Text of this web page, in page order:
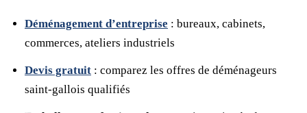
Déménagement d’entreprise : bureaux, cabinets,
commerces, ateliers industriels
Devis gratuit : comparez les offres de déménageurs
saint-gallois qualifiés